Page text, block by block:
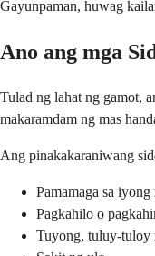
Gayunpaman, huwag
Ano ang mga
Tulad ng lahat ng gamot,
makaramdam ng mas
Ang pinakakaraniwang
Pamamaga sa
Pagkahilo o
Tuyong, tuluy-tuloy